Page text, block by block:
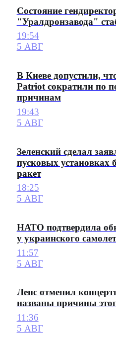
Состояние
"Уралдронзавода"
19:54
5 АВГ
В Киеве допустили,
Patriot сократили по
причинам
19:43
5 АВГ
Зеленский сделал
пусковых установках
ракет
18:25
5 АВГ
НАТО подтвердила
у украинского
11:57
5 АВГ
Лепс отменил
названы причины
11:36
5 АВГ